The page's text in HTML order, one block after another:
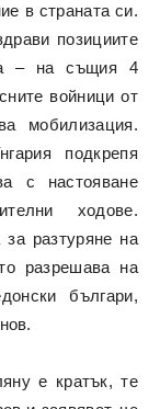
в страната си.
позициите
– на същия 4
войници от
мобилизация.
подкрепя
с настояване
ходове.
разтуряне на
разрешава на
българи,
е кратък, те